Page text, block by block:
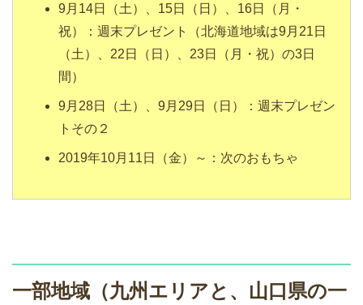
9月14日（土）、15日（日）、16日（月・
祝）：週末プレゼント（北海道地域は9月21日
（土）、22日（日）、23日（月・祝）の3日
間）
9月28日（土）、9月29日（日）：週末プレゼン
トその２
2019年10月11日（金）～：次のおもちゃ
一部地域（九州エリアと、山口県の一